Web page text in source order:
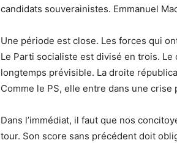
candidats souverainistes. Emmanuel
Une période est close. Les forces qui
Le Parti socialiste est divisé en trois. Le
longtemps prévisible. La droite
Comme le PS, elle entre dans une crise
Dans l’immédiat, il faut que nos
tour. Son score sans précédent doit